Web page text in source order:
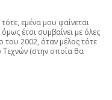
εμένα μου φαίνεται
έτσι συμβαίνει με όλες
2002, όταν μέλος τότε
Τεχνών (στην οποία θα